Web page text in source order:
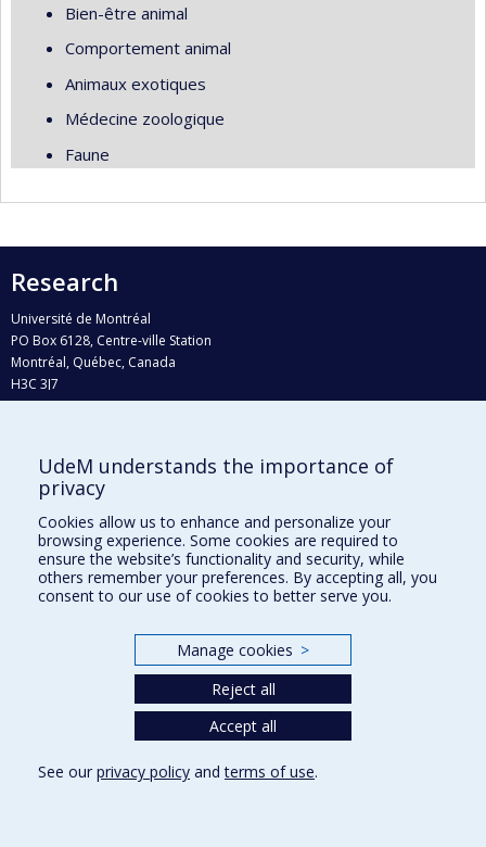
Bien-être animal
Comportement animal
Animaux exotiques
Médecine zoologique
Faune
Research
Université de Montréal
PO Box 6128, Centre-ville Station
Montréal, Québec, Canada
H3C 3J7
Who does what?
Find us
Site map
Accessibility
UdeM understands the importance of
privacy
Cookies allow us to enhance and personalize your
browsing experience. Some cookies are required to
ensure the website’s functionality and security, while
others remember your preferences. By accepting all, you
consent to our use of cookies to better serve you.
Manage cookies >
Reject all
Accept all
See our privacy policy andterms of use.